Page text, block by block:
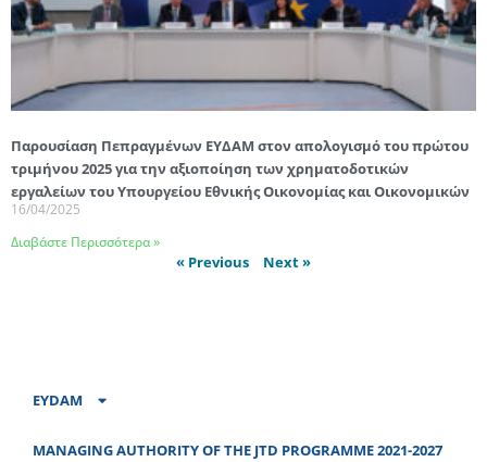
Παρουσίαση Πεπραγμένων ΕΥΔΑΜ στον απολογισμό του πρώτου
τριμήνου 2025 για την αξιοποίηση των χρηματοδοτικών
εργαλείων του Υπουργείου Εθνικής Οικονομίας και Οικονομικών
16/04/2025
Διαβάστε Περισσότερα »
« Previous Next »
EYDAM
MANAGING AUTHORITY OF THE JTD PROGRAMME 2021-2027